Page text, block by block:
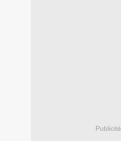
Publicité